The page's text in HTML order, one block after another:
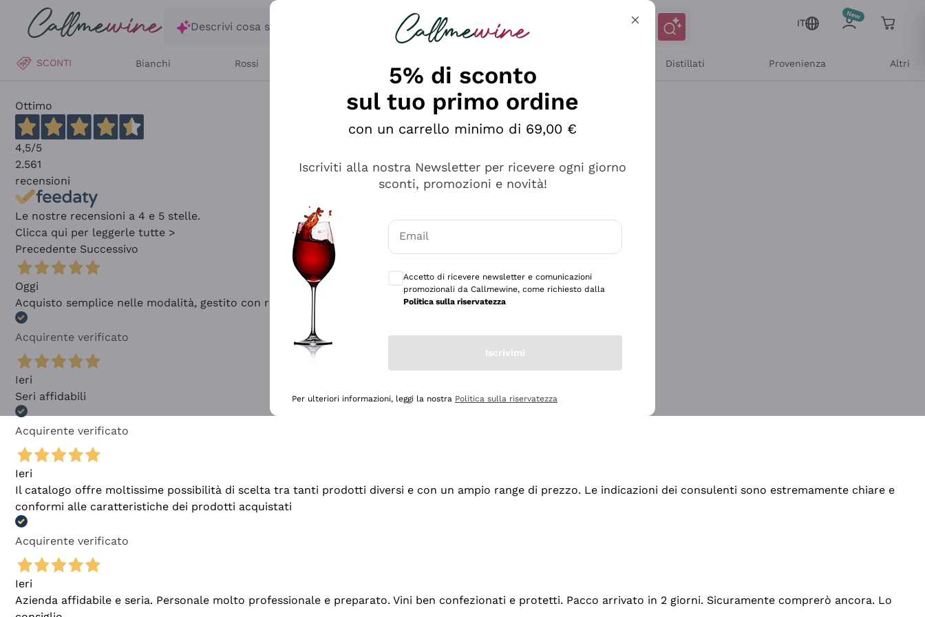
Salta al contenuto principale
Descrivi cosa stai cercando
IT
SCONTI Bianchi Rossi Distillati Provenienza Altri
Ottimo
4,5/5
2.561
recensioni
Le nostre recensioni a 4 e 5 stelle.
Clicca qui per leggerle tutte >
Precedente Successivo
Oggi
Acquisto semplice nelle modalità, gestito con rapidità e professionalità
Acquirente verificato
Ieri
Seri affidabili
Acquirente verificato
Ieri
Il catalogo offre moltissime possibilità di scelta tra tanti prodotti diversi e con un ampio range di prezzo. Le indicazioni dei consulenti sono estremamente chiare e
conformi alle caratteristiche dei prodotti acquistati
Acquirente verificato
Ieri
Azienda affidabile e seria. Personale molto professionale e preparato. Vini ben confezionati e protetti. Pacco arrivato in 2 giorni. Sicuramente comprerò ancora. Lo
5% di sconto
sul tuo primo ordine
con un carrello minimo di 69,00 €
Iscriviti alla nostra Newsletter per ricevere ogni giorno
sconti, promozioni e novità!
Email
Accetto di ricevere newsletter e comunicazioni
promozionali da Callmewine, come richiesto dalla
Politica sulla riservatezza
Iscrivimi
Per ulteriori informazioni, leggi la nostra Politica sulla riservatezza